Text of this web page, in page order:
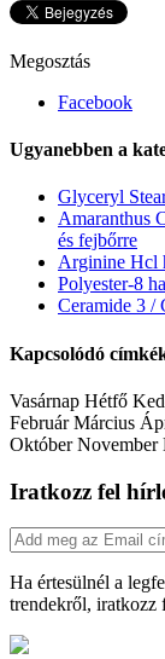
Megosztás
Facebook
Ugyanebben a
Glyceryl
Amaranthus
és fejbőrre
Arginine Hcl
Polyester-8
Ceramide 3 /
Kapcsolódó
Vasárnap Hétfő
Február Március
Október November
Iratkozz fel
Ha értesülnél a
trendekről, iratkozz